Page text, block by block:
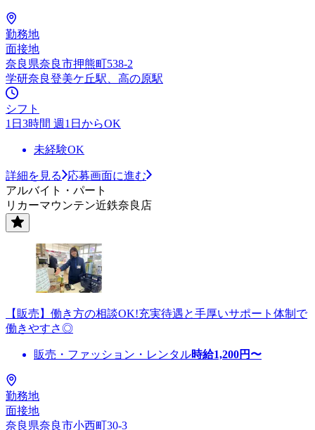
勤務地
面接地
奈良県奈良市押熊町538-2
学研奈良登美ケ丘駅、高の原駅
シフト
1日3時間 週1日からOK
未経験OK
詳細を見る
応募画面に進む
アルバイト・パート
リカーマウンテン近鉄奈良店
【販売】働き方の相談OK!充実待遇と手厚いサポート体制で
働きやすさ◎
販売・ファッション・レンタル時給1,200円〜
勤務地
面接地
奈良県奈良市小西町30-3